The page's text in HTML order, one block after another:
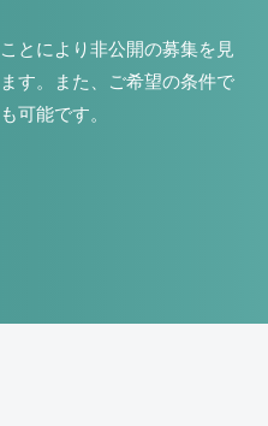
とにより非公開の募集を見
す。また、ご希望の条件で
可能です。